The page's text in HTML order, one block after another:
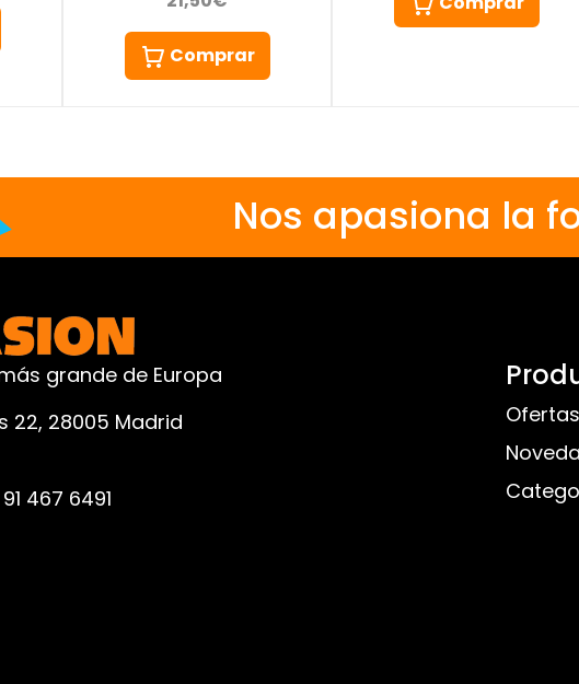
Comprar
Nos apasiona la
grande de Europa
22, 28005 Madrid
91 467 6491
Ofertas